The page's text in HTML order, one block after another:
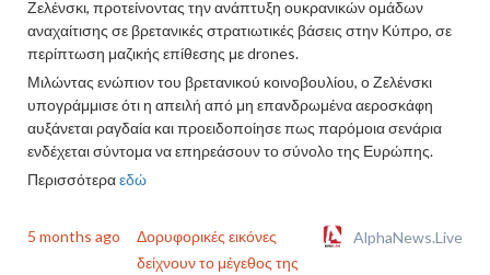
Ζελένσκι, προτείνοντας την ανάπτυξη ουκρανικών ομάδων
αναχαίτισης σε βρετανικές στρατιωτικές βάσεις στην Κύπρο, σε
περίπτωση μαζικής επίθεσης με drones.
Μιλώντας ενώπιον του βρετανικού κοινοβουλίου, ο Ζελένσκι
υπογράμμισε ότι η απειλή από μη επανδρωμένα αεροσκάφη
αυξάνεται ραγδαία και προειδοποίησε πως παρόμοια σενάρια
ενδέχεται σύντομα να επηρεάσουν το σύνολο της Ευρώπης.
Περισσότεραεδώ
5 months ago
Δορυφορικές εικόνες
δείχνουν το μέγεθος της
AlphaNews.Live